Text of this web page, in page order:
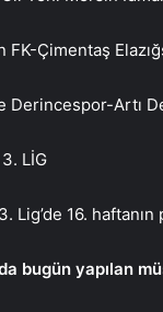
FK-Çimentaş
Derincespor-Artı
LİG
Lig’de 16. haftanın
bugün yapılan